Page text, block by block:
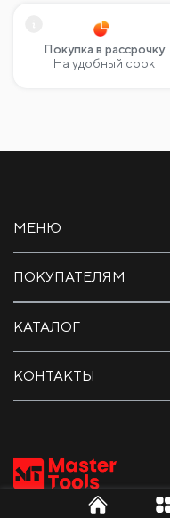
Покупка в рассрочку
На удобный срок
КАТАЛОГ
ПОКУПАТЕЛЯМ
МЕНЮ
КОНТАКТЫ